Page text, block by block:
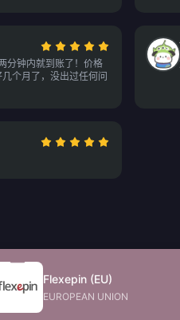
分钟内就到账了！价格
个月了，没出过任何问
Flexepin (EU)
EUROPEAN UNION